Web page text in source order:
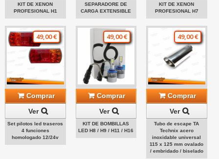
KIT DE XENON
PROFESIONAL H1
SEPARADORE DE
CARGA EXTENSIBLE
KIT DE XENON
PROFESIONAL H7
49,00 €
Comprar
Ver
Set pilotos led traseros
4 funciones
homologado 12/24v
49,00 €
Comprar
Ver
KIT DE BOMBILLAS
LED H8 / H9 / H11 / H16
49,00 €
Comprar
Ver
Tubo de escape TA
Technix acero
inoxidable universal
115 x 125 mm ovalado
/ embridado / biselado